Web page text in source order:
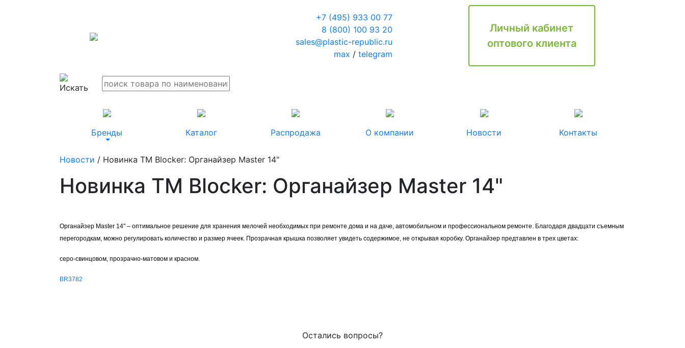
+7 (495) 933 00 77
8 (800) 100 93 20
sales@plastic-republic.ru
max / telegram
Личный кабинет
оптового клиента
Бренды Каталог Распродажа О компании Новости Контакты
Новости / Новинка ТМ Blocker: Органайзер Master 14"
Новинка ТМ Blocker: Органайзер Master 14"
Органайзер Master 14" – оптимальное решение для хранения мелочей необходимых при ремонте дома и на даче, автомобильном и профессиональном ремонте . Благодаря двадцати съемным
перегородкам, можно регулировать количество и размер ячеек. Прозрачная крышка позволяет увидеть содержимое, не открывая коробку. Органайзер предтавлен в трех цветах:
серо-свинцовом, прозрачно-матовом и красном.
BR3782
Остались вопросы?